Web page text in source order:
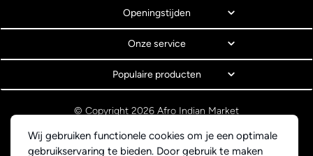
Wij gebruiken functionele cookies om je een optimale
gebruikservaring te bieden. Door gebruik te maken
Openingstijden
Onze service
Populaire producten
© Copyright 2026 Afro Indian Market
Privacyverklaring